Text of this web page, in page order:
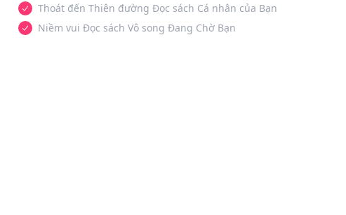
Thoát đến Thiên đường Đọc sách Cá nhân của Bạn
Niềm vui Đọc sách Vô song Đang Chờ Bạn